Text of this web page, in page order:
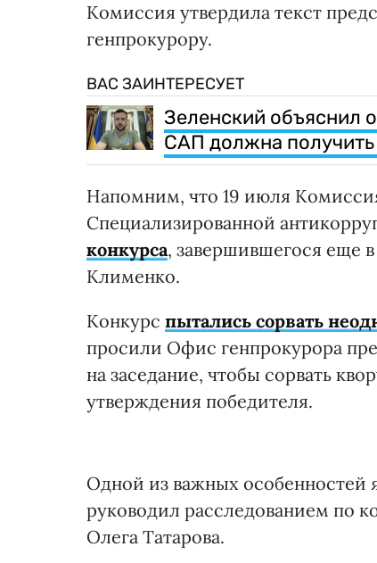
Комиссия утвердила текст
генпрокурору.
ВАС ЗАИНТЕРЕСУЕТ
Зеленский объяснил
САП должна получить
Напомним, что 19 июля
Специализированной
конкурса, завершившегося еще
Клименко.
Конкурс пытались сорвать
просили Офис генпрокурора
на заседание, чтобы сорвать
утверждения победителя.
Одной из важных особенностей
руководил расследованием по
Олега Татарова.